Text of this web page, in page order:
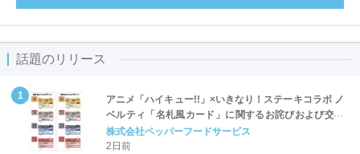
話題のリリース
アニメ「ハイキュー!!」×いきなり！ステーキコラボ ノ
ベルティ「名札風カード」に関するお詫びおよび交換
対応についてのご案内
株式会社ペッパーフードサービス
2日前